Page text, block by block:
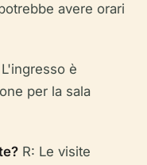
avere orari
L'ingresso è
per la sala
R: Le visite